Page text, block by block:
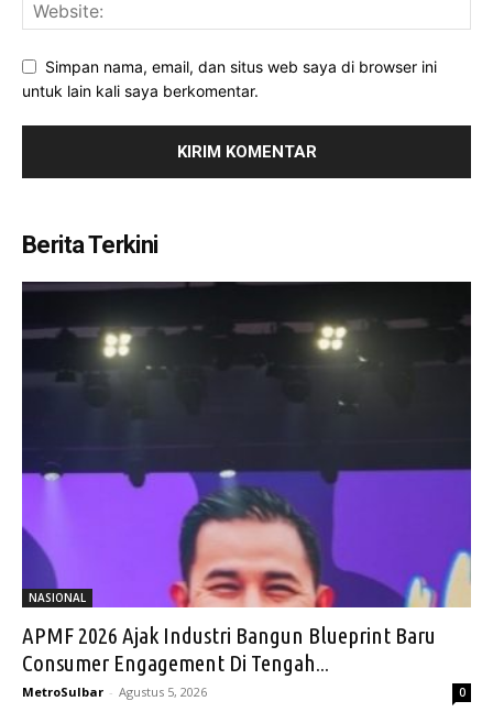
Simpan nama, email, dan situs web saya di browser ini
untuk lain kali saya berkomentar.
Berita Terkini
NASIONAL
APMF 2026 Ajak Industri Bangun Blueprint Baru
Consumer Engagement Di Tengah...
MetroSulbar - Agustus 5, 2026 0